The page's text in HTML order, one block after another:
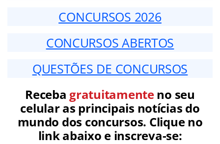
CONCURSOS 2026
CONCURSOS ABERTOS
QUESTÕES DE CONCURSOS
Receba gratuitamenteno seu
celular as principais notícias do
mundo dos concursos. Clique no
link abaixo e inscreva-se: